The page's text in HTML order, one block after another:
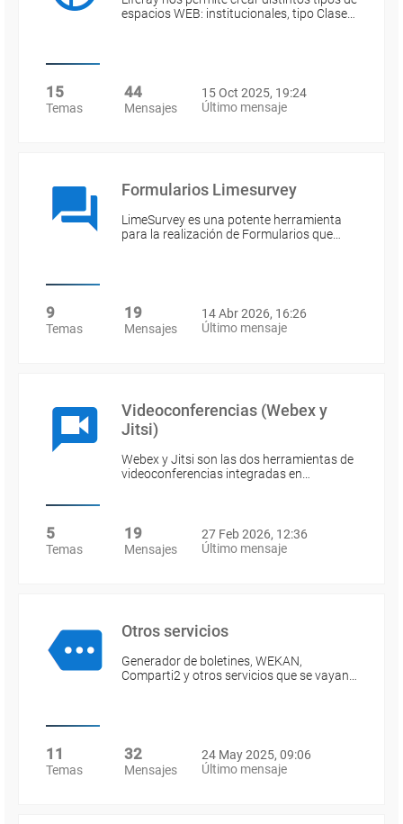
espacios WEB: institucionales, tipo Clase…
15
Temas
44
Mensajes
15 Oct 2025, 19:24
Último mensaje
Formularios Limesurvey
LimeSurvey es una potente herramienta
para la realización de Formularios que…
9
Temas
19
Mensajes
14 Abr 2026, 16:26
Último mensaje
Videoconferencias (Webex y
Jitsi)
Webex y Jitsi son las dos herramientas de
videoconferencias integradas en…
5
Temas
19
Mensajes
27 Feb 2026, 12:36
Último mensaje
Otros servicios
Generador de boletines, WEKAN,
Comparti2 y otros servicios que se vayan…
11
Temas
32
Mensajes
24 May 2025, 09:06
Último mensaje